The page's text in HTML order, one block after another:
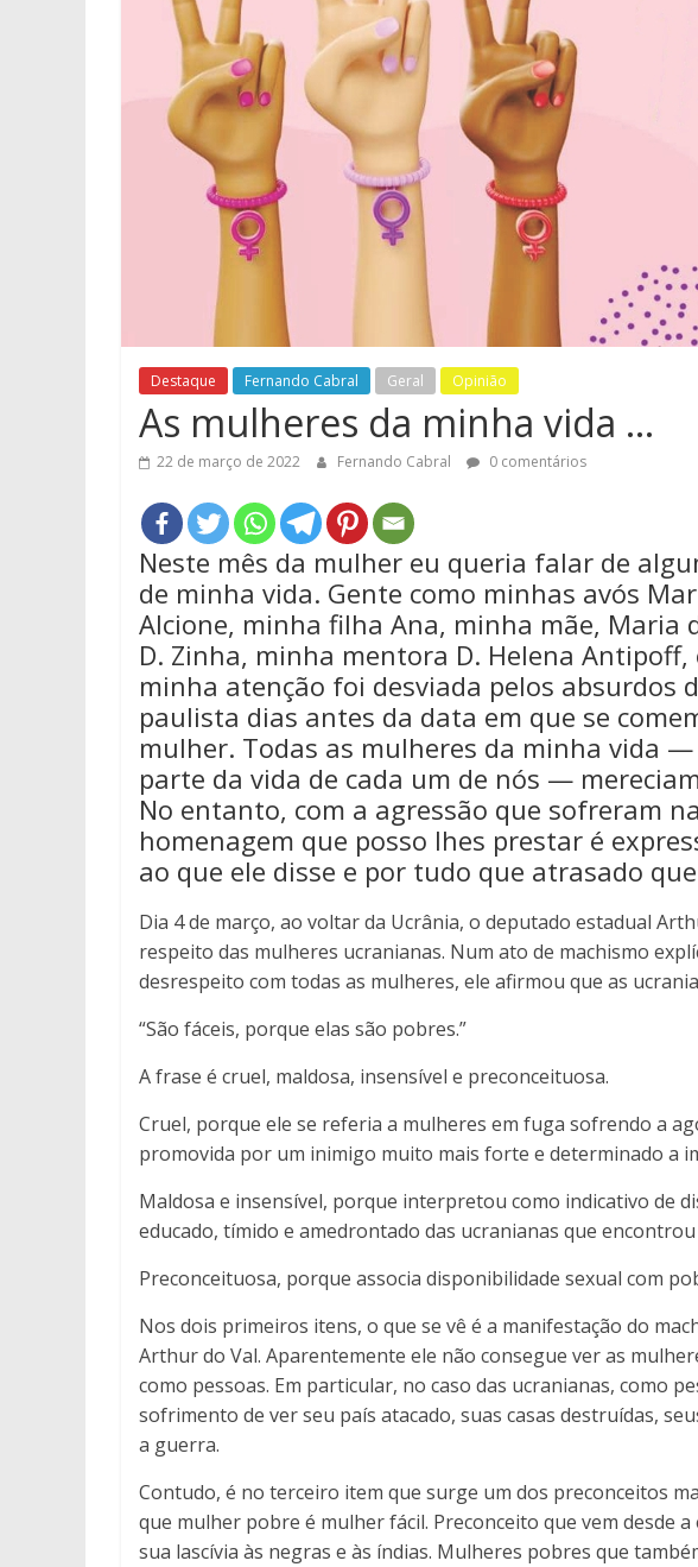
Destaque Fernando Cabral Geral Opinião
As mulheres da minha vida …
22 de março de 2022 Fernando Cabral 0 comentários
Neste mês da mulher eu queria falar de
de minha vida. Gente como minhas avós
Alcione, minha filha Ana, minha mãe, Maria
D. Zinha, minha mentora D. Helena
minha atenção foi desviada pelos absurdos
paulista dias antes da data em que se
mulher. Todas as mulheres da minha vida
parte da vida de cada um de nós —
No entanto, com a agressão que sofreram
homenagem que posso lhes prestar é
ao que ele disse e por tudo que atrasado
Dia 4 de março, ao voltar da Ucrânia, o deputado estadual
respeito das mulheres ucranianas. Num ato de machismo
desrespeito com todas as mulheres, ele afirmou que as
“São fáceis, porque elas são pobres.”
A frase é cruel, maldosa, insensível e preconceituosa.
Cruel, porque ele se referia a mulheres em fuga sofrendo a
promovida por um inimigo muito mais forte e determinado a
Maldosa e insensível, porque interpretou como indicativo de
educado, tímido e amedrontado das ucranianas que
Preconceituosa, porque associa disponibilidade sexual com
Nos dois primeiros itens, o que se vê é a manifestação do
Arthur do Val. Aparentemente ele não consegue ver as
como pessoas. Em particular, no caso das ucranianas, como
sofrimento de ver seu país atacado, suas casas destruídas,
a guerra.
Contudo, é no terceiro item que surge um dos preconceitos
que mulher pobre é mulher fácil. Preconceito que vem desde
sua lascívia às negras e às índias. Mulheres pobres que